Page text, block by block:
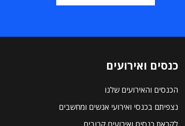
כנסים ואירועים
הכנסים והאירועים שלנו
נצפיתם בכנסי ואירועי אנשים ומחשבים